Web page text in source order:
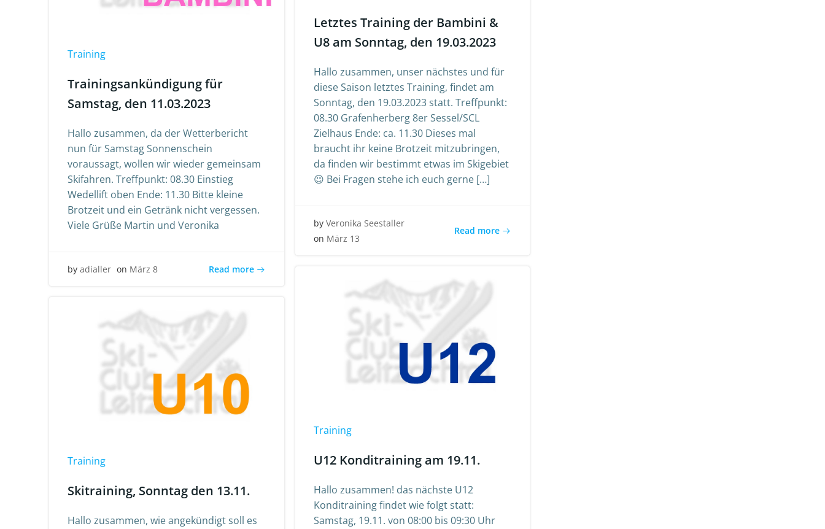
Letztes Training der Bambini &
U8 am Sonntag, den 19.03.2023
Hallo zusammen, unser nächstes und für
diese Saison letztes Training, findet am
Sonntag, den 19.03.2023 statt. Treffpunkt:
08.30 Grafenherberg 8er Sessel/SCL
Zielhaus Ende: ca. 11.30 Dieses mal
braucht ihr keine Brotzeit mitzubringen,
da finden wir bestimmt etwas im Skigebiet
😉 Bei Fragen stehe ich euch gerne […]
by Veronika Seestaller
on März 13
Read more
Training
Trainingsankündigung für
Samstag, den 11.03.2023
Hallo zusammen, da der Wetterbericht
nun für Samstag Sonnenschein
voraussagt, wollen wir wieder gemeinsam
Skifahren. Treffpunkt: 08.30 Einstieg
Wedellift oben Ende: 11.30 Bitte kleine
Brotzeit und ein Getränk nicht vergessen.
Viele Grüße Martin und Veronika
by adialler on März 8 Read more
Training
U12 Konditraining am 19.11.
Hallo zusammen! das nächste U12
Konditraining findet wie folgt statt:
Samstag, 19.11. von 08:00 bis 09:30 Uhr
Training
Skitraining, Sonntag den 13.11.
Hallo zusammen, wie angekündigt soll es